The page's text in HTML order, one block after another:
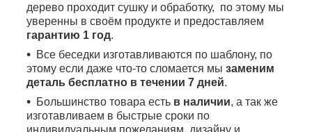
дерево проходит сушку и обработку, по этому мы
уверенны в своём продукте и предоставляем
гарантию 1 год.
Все беседки изготавливаются по шаблону, по
этому если даже что-то сломается мы заменим
деталь бесплатно в течении 7 дней.
Большинство товара есть в наличии, а так же
изготавливаем в быстрые сроки по
индивидуальным пожеланиям, дизайну и